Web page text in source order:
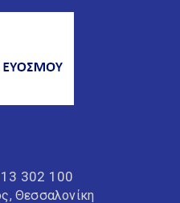
302 100
Θεσσαλονίκη